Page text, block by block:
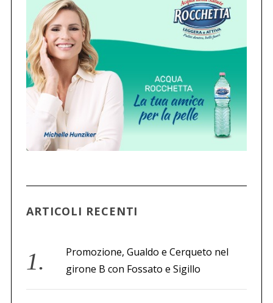
ARTICOLI RECENTI
Promozione, Gualdo e Cerqueto nel
girone B con Fossato e Sigillo